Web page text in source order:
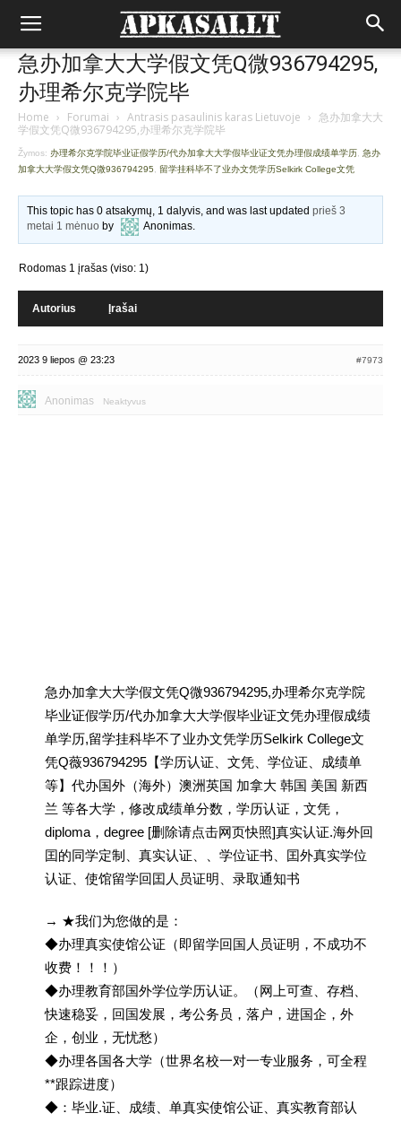
急办加拿大大学假文凭Q微936794295,
办理希尔克学院毕
Home › Forumai › Antrasis pasaulinis karas Lietuvoje › 急办加拿大大
学假文凭Q微936794295,办理希尔克学院毕
Žymos: 办理希尔克学院毕业证假学历/代办加拿大大学假毕业证文凭办理假成绩单学历 急办
加拿大大学假文凭Q微936794295
留学挂科毕不了业办文凭学历Selkirk College文凭
This topic has 0 atsakymų, 1 dalyvis, and was last updatedprieš 3
metai 1 mėnuo by Anonimas.
Rodomas 1 įrašas (viso: 1)
Autorius Įrašai
2023 9 liepos @ 23:23 #7973
Anonimas Neaktyvus
急办加拿大大学假文凭Q微936794295,办理希尔克学院
毕业证假学历/代办加拿大大学假毕业证文凭办理假成绩
单学历,留学挂科毕不了业办文凭学历Selkirk College文
凭Q薇936794295【学历认证、文凭、学位证、成绩单
等】代办国外（海外）澳洲英国 加拿大 韩国 美国 新西
兰 等各大学，修改成绩单分数，学历认证，文凭，
diploma，degree [删除请点击网页快照]真实认证.海外回
囯的同学定制、真实认证、、学位证书、囯外真实学位
认证、使馆留学回囯人员证明、录取通知书
→ ★我们为您做的是：
◆办理真实使馆公证（即留学回国人员证明，不成功不
收费！！！）
◆办理教育部国外学位学历认证。（网上可查、存档、
快速稳妥，回国发展，考公务员，落户，进国企，外
企，创业，无忧愁）
◆办理各国各大学（世界名校一对一专业服务，可全程
**跟踪进度）
◆：毕业.证、成绩、单真实使馆公证、真实教育部认